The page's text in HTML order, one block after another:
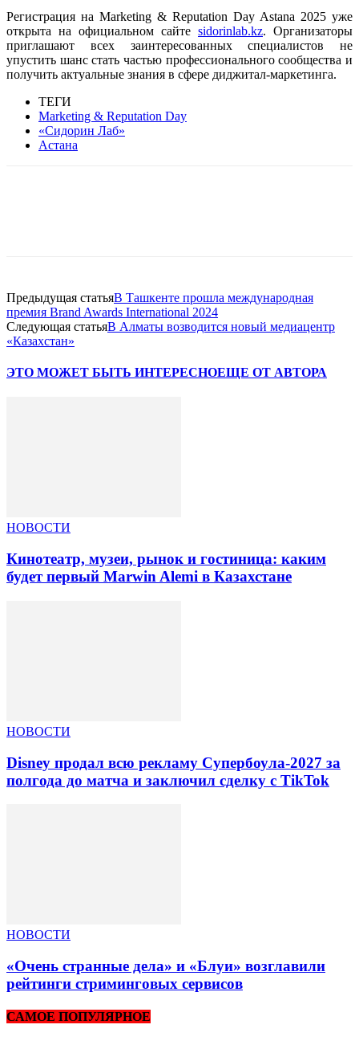
Регистрация на Marketing & Reputation Day Astana 2025 уже
открыта на официальном сайте sidorinlab.kz. Организаторы
приглашают всех заинтересованных специалистов не
упустить шанс стать частью профессионального сообщества и
получить актуальные знания в сфере диджитал-маркетинга.
ТЕГИ
Marketing & Reputation Day
«Сидорин Лаб»
Астана
Предыдущая статьяВ Ташкенте прошла международная
премия Brand Awards International 2024
Следующая статьяВ Алматы возводится новый медиацентр
«Казахстан»
ЭТО МОЖЕТ БЫТЬ ИНТЕРЕСНОЕЩЕ ОТ АВТОРА
НОВОСТИ
Кинотеатр, музеи, рынок и гостиница: каким
будет первый Marwin Alemi в Казахстане
НОВОСТИ
Disney продал всю рекламу Супербоула-2027 за
полгода до матча и заключил сделку с TikTok
НОВОСТИ
«Очень странные дела» и «Блуи» возглавили
рейтинги стриминговых сервисов
САМОЕ ПОПУЛЯРНОЕ